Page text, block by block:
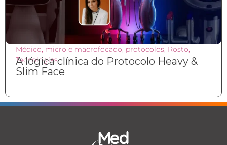
Médico, micro e macrofocado, protocolos, Rosto,
Tecnologias
A lógica clínica do Protocolo Heavy &
Slim Face